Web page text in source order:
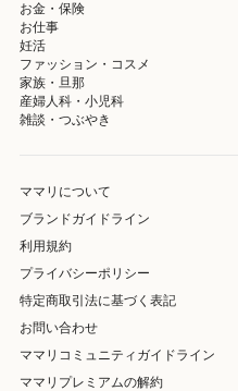
お金・保険
お仕事
妊活
ファッション・コスメ
家族・旦那
産婦人科・小児科
雑談・つぶやき
ママリについて
ブランドガイドライン
利用規約
プライバシーポリシー
特定商取引法に基づく表記
お問い合わせ
ママリコミュニティガイドライン
ママリプレミアムの解約